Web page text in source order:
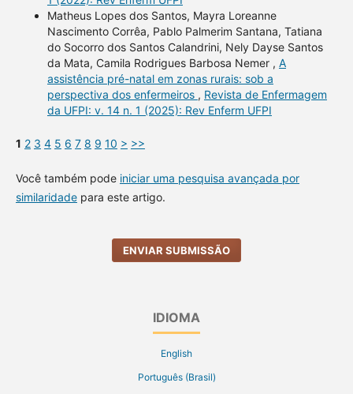
Matheus Lopes dos Santos, Mayra Loreanne
Nascimento Corrêa, Pablo Palmerim Santana, Tatiana
do Socorro dos Santos Calandrini, Nely Dayse Santos
da Mata, Camila Rodrigues Barbosa Nemer , A
assistência pré-natal em zonas rurais: sob a
perspectiva dos enfermeiros , Revista de Enfermagem
da UFPI: v. 14 n. 1 (2025): Rev Enferm UFPI
1 2 3 4 5 6 7 8 9 10 > >>
Você também pode iniciar uma pesquisa avançada por
similaridadepara este artigo.
ENVIAR SUBMISSÃO
IDIOMA
English
Português (Brasil)